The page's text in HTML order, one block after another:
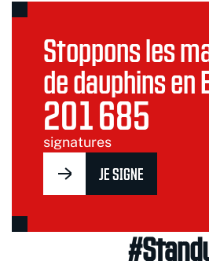
Stoppons les
de dauphins en
201 685
signatures
JE SIGNE